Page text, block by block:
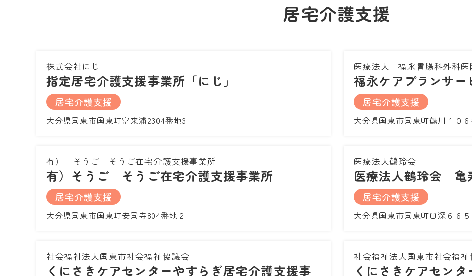
居宅介護支援
株式会社にじ
指定居宅介護支援事業所「にじ」
居宅介護支援
大分県国東市国東町富来浦2304番地3
医療法人 福永胃腸科外科医
福永ケアプランサー
居宅介護支援
大分県国東市国東町鶴川１０
有） そうご そうご在宅介護支援事業所
有）そうご そうご在宅介護支援事業所
居宅介護支援
大分県国東市国東町安国寺804番地２
医療法人鶴玲会
医療法人鶴玲会 亀
居宅介護支援
大分県国東市国東町田深６６５
社会福祉法人国東市社会福祉協議会
くにさきケアセンターやすらぎ居宅介護支援事
社会福祉法人国東市社会福
くにさきケアセン